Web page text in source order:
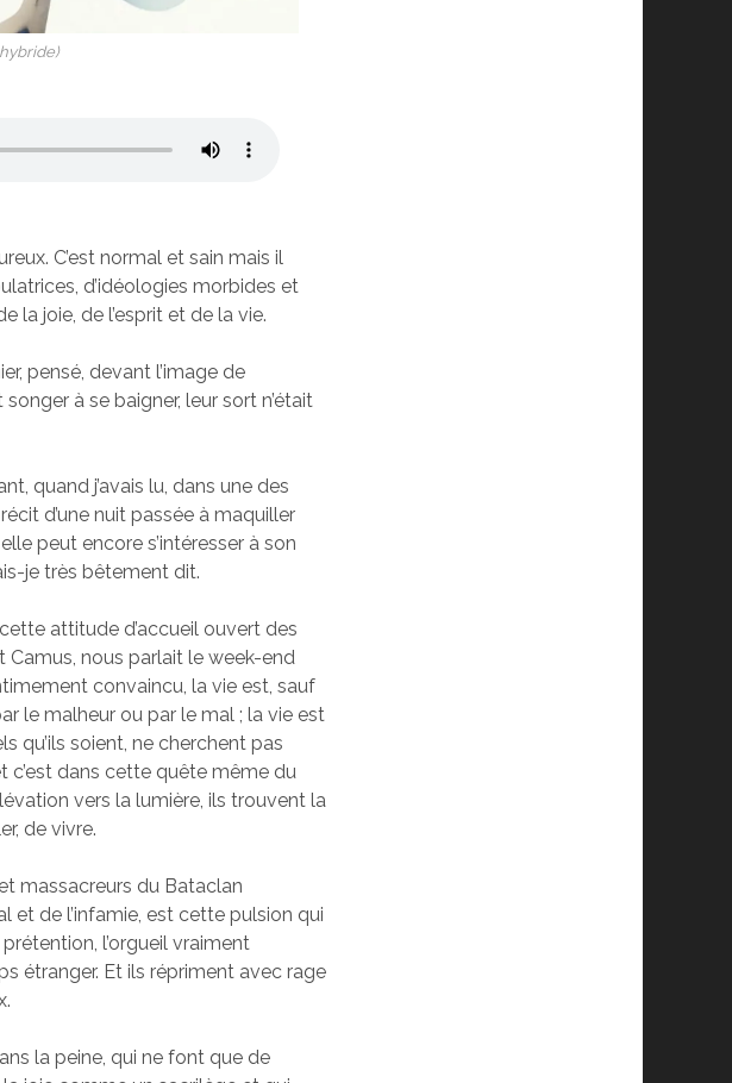
C’est normal et sain mais il
d’idéologies morbides et
la joie, de l’esprit et de la vie.
pensé, devant l’image de
à se baigner, leur sort n’était
quand j’avais lu, dans une des
récit d’une nuit passée à maquiller
peut encore s’intéresser à son
je très bêtement dit.
attitude d’accueil ouvert des
nous parlait le week-end
convaincu, la vie est, sauf
le malheur ou par le mal ; la vie est
qu’ils soient, ne cherchent pas
c’est dans cette quête même du
vers la lumière, ils trouvent la
de vivre.
massacreurs du Bataclan
de l’infamie, est cette pulsion qui
l’orgueil vraiment
étranger. Et ils répriment avec rage
la peine, qui ne font que de